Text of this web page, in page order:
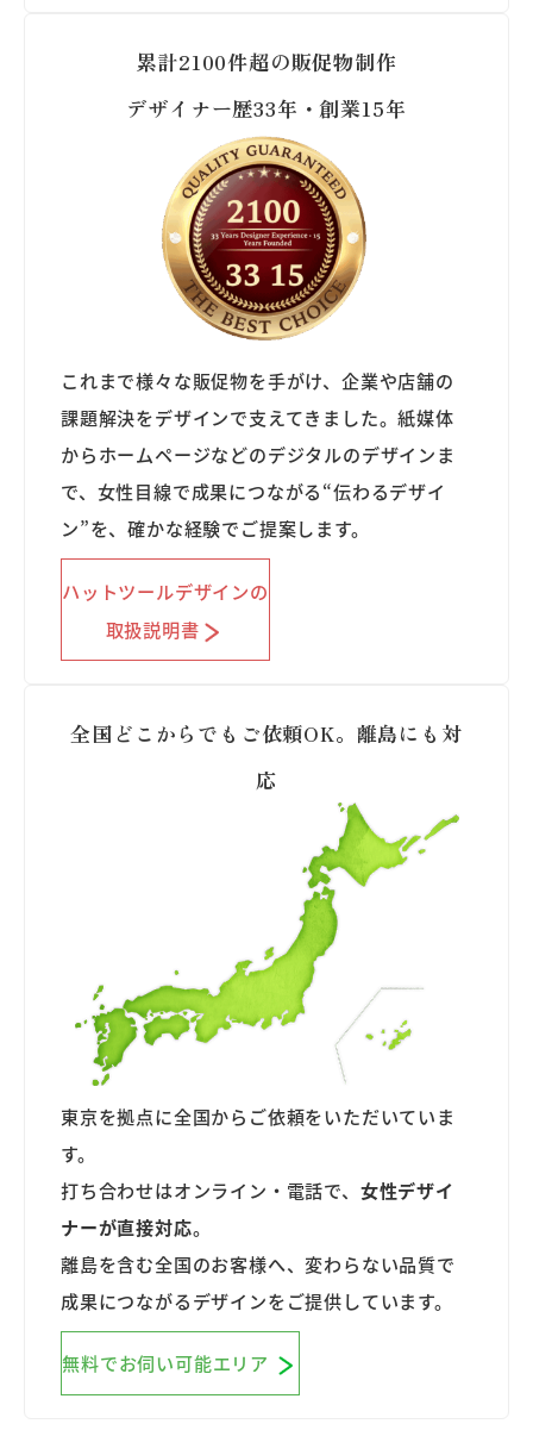
累計2100件超の販促物制作
デザイナー歴33年・創業15年
これまで様々な販促物を手がけ、企業や店舗の
課題解決をデザインで支えてきました。紙媒体
からホームページなどのデジタルのデザインま
で、女性目線で成果につながる“伝わるデザイ
ン”を、確かな経験でご提案します。
ハットツールデザインの
取扱説明書
全国どこからでもご依頼OK。離島にも対
応
東京を拠点に全国からご依頼をいただいていま
す。
打ち合わせはオンライン・電話で、 女性デザイ
ナーが直接対応。
離島を含む全国のお客様へ、変わらない品質で
成果につながるデザインをご提供しています。
無料でお伺い可能エリア